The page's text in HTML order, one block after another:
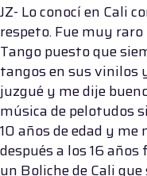
JZ- Lo conocí en Cali
respeto. Fue muy
Tango puesto que
tangos en sus vinilos
juzgué y me dije
música de pelotudos
10 años de edad y
después a los 16
un Boliche de Cali